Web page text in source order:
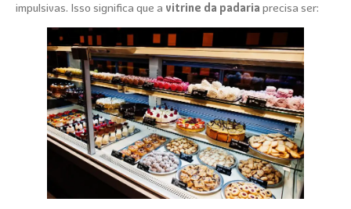
impulsivas. Isso significa que a vitrine da padaria precisa ser: